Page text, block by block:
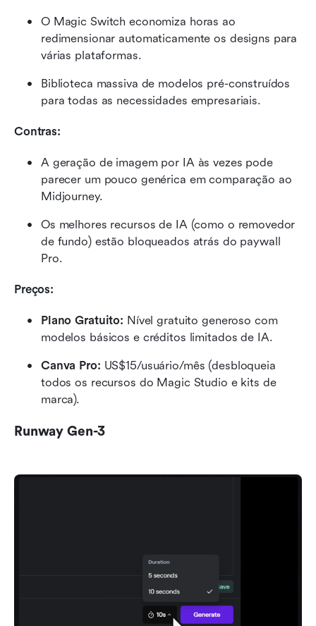
O Magic Switch economiza horas ao
redimensionar automaticamente os designs para
várias plataformas.
Biblioteca massiva de modelos pré-construídos
para todas as necessidades empresariais.
Contras:
A geração de imagem por IA às vezes pode
parecer um pouco genérica em comparação ao
Midjourney.
Os melhores recursos de IA (como o removedor
de fundo) estão bloqueados atrás do paywall
Pro.
Preços:
Plano Gratuito: Nível gratuito generoso com
modelos básicos e créditos limitados de IA.
Canva Pro: US$15/usuário/mês (desbloqueia
todos os recursos do Magic Studio e kits de
marca).
Runway Gen-3